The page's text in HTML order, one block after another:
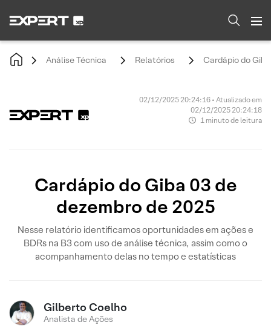
Análise Técnica Relatórios Cardápio do
02/12/2025 20:24:16 • Atualizado em
02/12/2025 20:24:18
1 minuto de leitura
Cardápio do Giba 03 de
dezembro de 2025
Nesse relatório identificamos oportunidades em ações e
BDRs na B3 com uso de análise técnica, assim como o
acompanhamento delas no tempo e estatísticas
Gilberto Coelho
Analista de Ações